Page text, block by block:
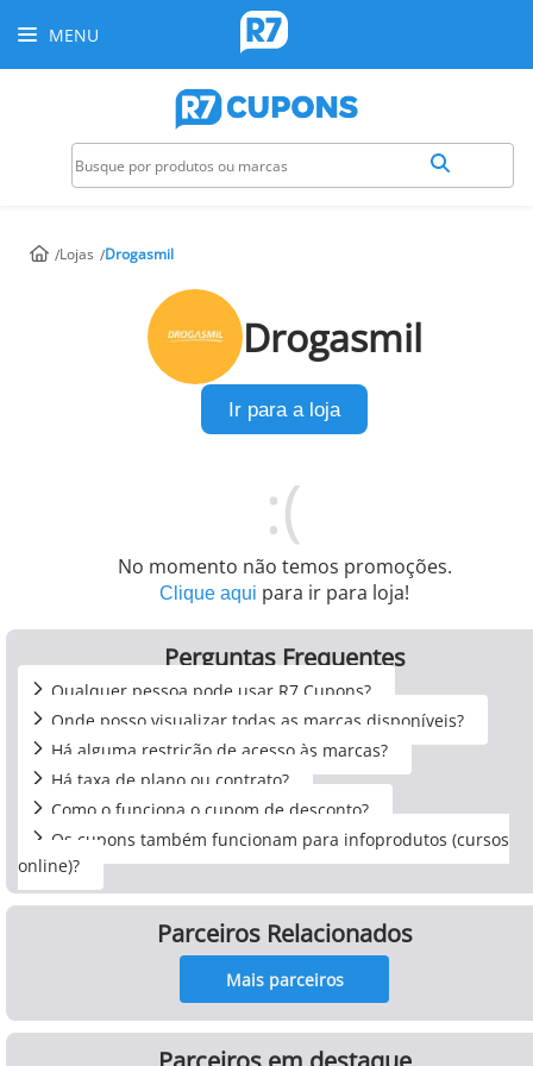
MENU
Lojas Drogasmil
Drogasmil
Ir para a loja
No momento não temos promoções.
Clique aqui para ir para loja!
Perguntas Frequentes
Qualquer pessoa pode usar R7 Cupons?
Onde posso visualizar todas as marcas disponíveis?
Há alguma restrição de acesso às marcas?
Há taxa de plano ou contrato?
Como o funciona o cupom de desconto?
Os cupons também funcionam para infoprodutos (cursos
online)?
Parceiros Relacionados
Mais parceiros